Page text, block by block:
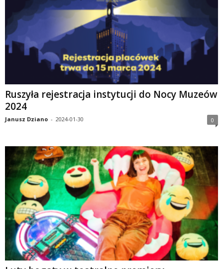
Ruszyła rejestracja instytucji do Nocy Muzeów
2024
Janusz Dziano - 2024-01-30 0